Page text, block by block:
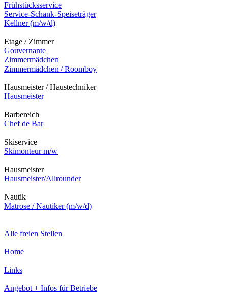
Frühstücksservice
Service-Schank-Speiseträger
Kellner (m/w/d)
Etage / Zimmer
Gouvernante
Zimmermädchen
Zimmermädchen / Roomboy
Hausmeister / Haustechniker
Hausmeister
Barbereich
Chef de Bar
Skiservice
Skimonteur m/w
Hausmeister
Hausmeister/Allrounder
Nautik
Matrose / Nautiker (m/w/d)
Alle freien Stellen
Home
Links
Angebot + Infos für Betriebe